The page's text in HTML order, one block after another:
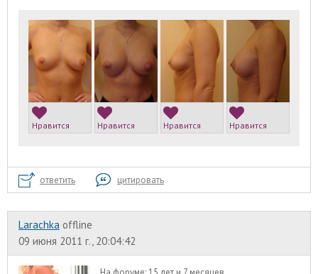
Нравится Нравится Нравится Нравится
ответить цитировать
Larachka offline
09 июня 2011 г., 20:04:42